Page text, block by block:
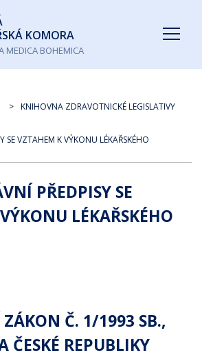
KOMORA
MEDICA BOHEMICA
PŘEDPISY SE
LÉKAŘSKÉHO
KNIHOVNA ZDRAVOTNICKÉ LEGISLATIVY
SE VZTAHEM K VÝKONU LÉKAŘSKÉHO
Č. 1/1993 SB.,
ČESKÉ REPUBLIKY